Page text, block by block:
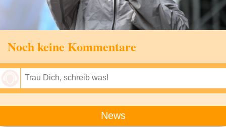
Noch keine Kommentare
News